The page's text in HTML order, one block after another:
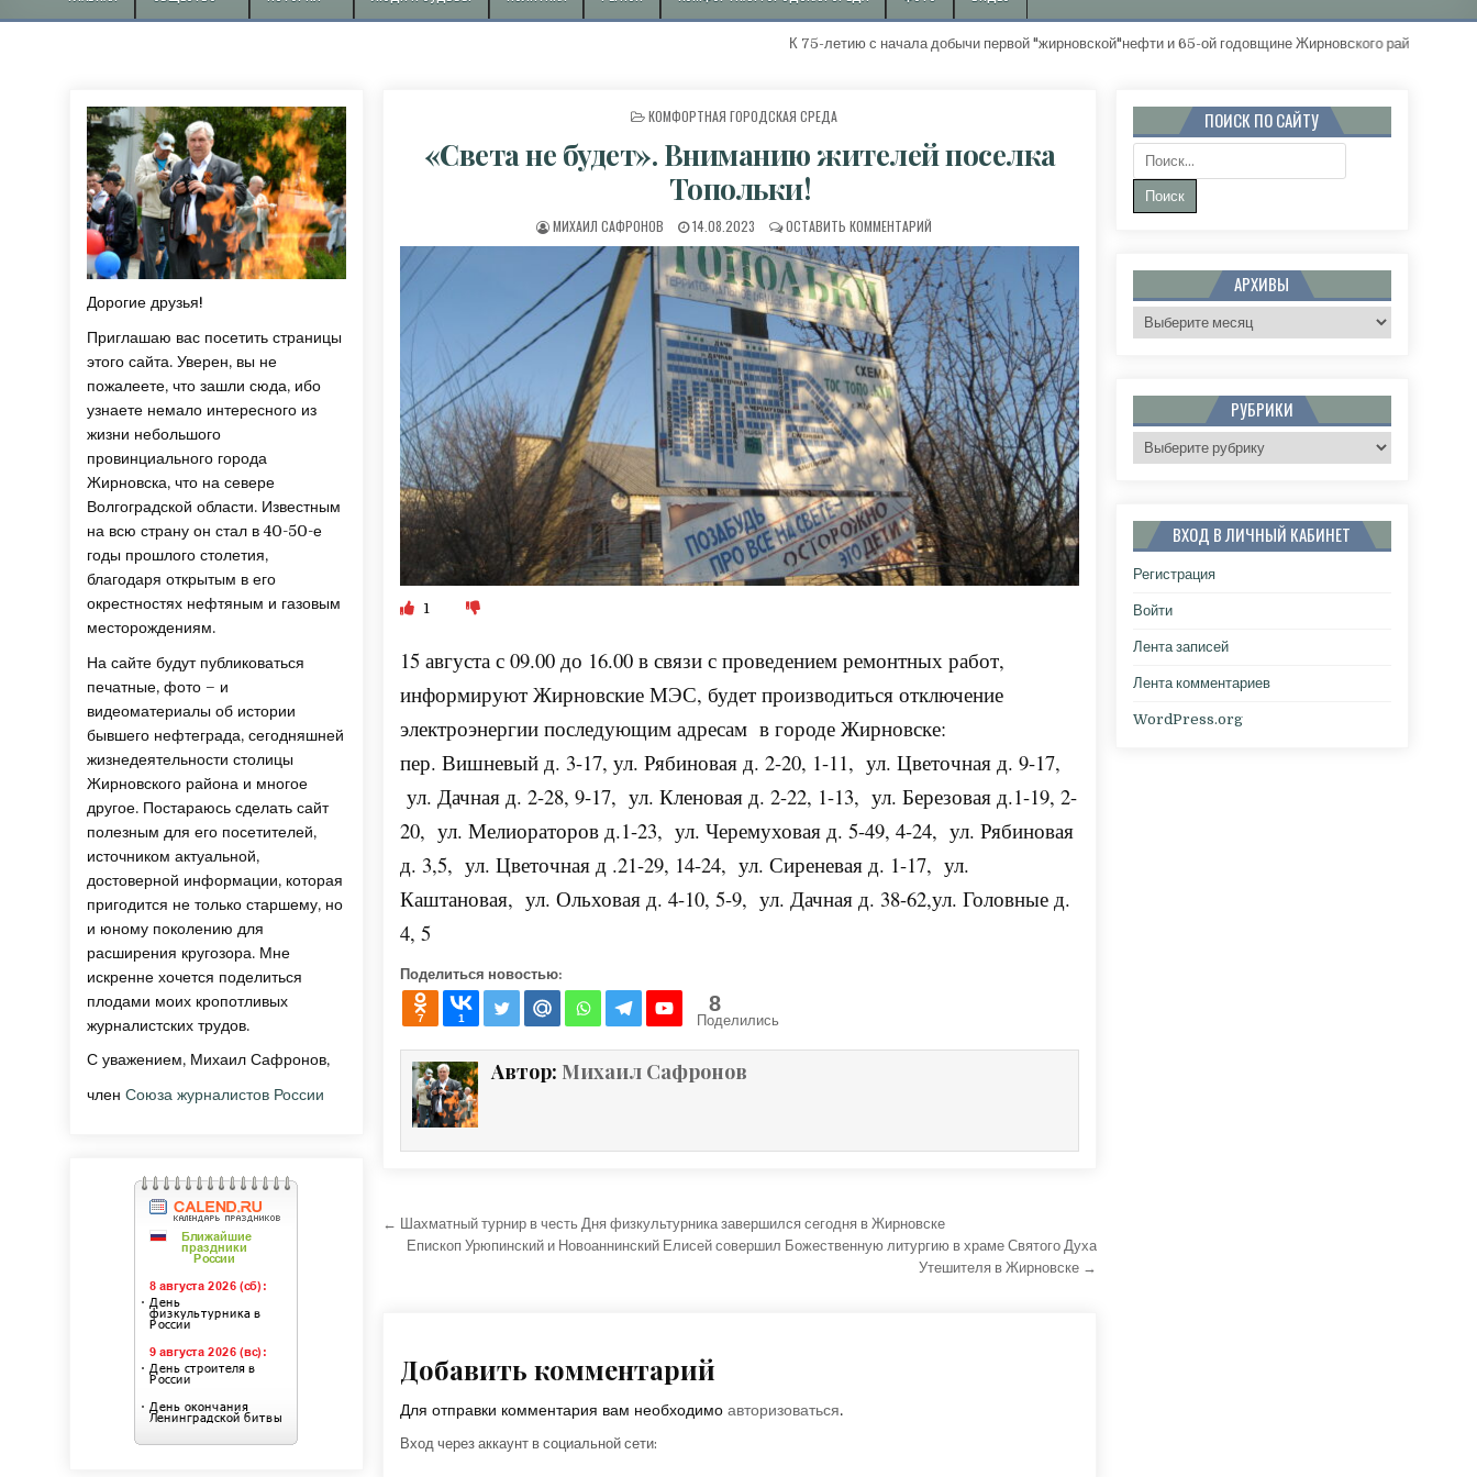
К 75-летию с начала добычи первой "жирновской"нефти и 65-ой годовщине Жирновского
ОПУБЛИКОВАНО В
КОМФОРТНАЯ ГОРОДСКАЯ СРЕДА
«Света не будет». Вниманию жителей поселка
Топольки!
АВТОР:
МИХАИЛ САФРОНОВ ДАТА ПУБЛИКАЦИИ:
14.08.2023 ОСТАВИТЬ КОММЕНТАРИЙ
1
15 августа с 09.00 до 16.00 в связи с проведением ремонтных работ,
информируют Жирновские МЭС, будет производиться отключение
электроэнергии последующим адресам в городе Жирновске:
пер. Вишневый д. 3-17, ул. Рябиновая д. 2-20, 1-11, ул. Цветочная д. 9-17,
ул. Дачная д. 2-28, 9-17, ул. Кленовая д. 2-22, 1-13, ул. Березовая д.1-19, 2-
20, ул. Мелиораторов д.1-23, ул. Черемуховая д. 5-49, 4-24, ул. Рябиновая
д. 3,5, ул. Цветочная д .21-29, 14-24, ул. Сиреневая д. 1-17, ул.
Каштановая, ул. Ольховая д. 4-10, 5-9, ул. Дачная д. 38-62,ул. Головные д.
4, 5
Поделиться новостью:
7 1
8
Поделились
Автор: Михаил Сафронов
Навигация по записям
← Шахматный турнир в честь Дня физкультурника завершился сегодня в Жирновске
Епископ Урюпинский и Новоаннинский Елисей совершил Божественную литургию в храме Святого Духа
Утешителя в Жирновске →
Добавить комментарий
Для отправки комментария вам необходимоавторизоваться.
Вход через аккаунт в социальной сети:
Дорогие друзья!
Приглашаю вас посетить страницы
этого сайта. Уверен, вы не
пожалеете, что зашли сюда, ибо
узнаете немало интересного из
жизни небольшого
провинциального города
Жирновска, что на севере
Волгоградской области. Известным
на всю страну он стал в 40-50-е
годы прошлого столетия,
благодаря открытым в его
окрестностях нефтяным и газовым
месторождениям.
На сайте будут публиковаться
печатные, фото – и
видеоматериалы об истории
бывшего нефтеграда, сегодняшней
жизнедеятельности столицы
Жирновского района и многое
другое. Постараюсь сделать сайт
полезным для его посетителей,
источником актуальной,
достоверной информации, которая
пригодится не только старшему, но
и юному поколению для
расширения кругозора. Мне
искренне хочется поделиться
плодами моих кропотливых
журналистских трудов.
С уважением, Михаил Сафронов,
членСоюза журналистов России
ПОИСК ПО САЙТУ
Поиск:
АРХИВЫ
Архивы
РУБРИКИ
Рубрики
ВХОД В ЛИЧНЫЙ КАБИНЕТ
Регистрация
Войти
Лента записей
Лента комментариев
WordPress.org